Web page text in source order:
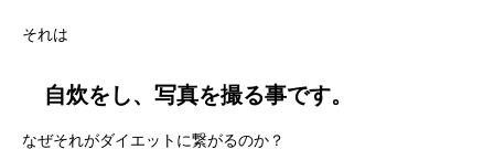
それは
自炊をし、写真を撮る事です。
なぜそれがダイエットに繋がるのか？